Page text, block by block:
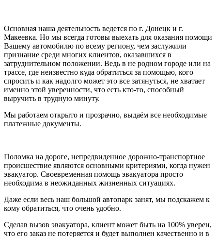
Основная наша деятельность ведется по г. Донецк и г.
Макеевка. Но мы всегда готовы выехать для оказания помощи
Вашему автомобилю по всему региону, чем заслужили
признание среди многих клиентов, оказавшихся в
затруднительном положении. Ведь в не родном городе или на
трассе, где неизвестно куда обратиться за помощью, кого
спросить и как надолго может это все затянуться, не хватает
именно этой уверенности, что есть кто-то, способный
выручить в трудную минуту.
Мы работаем открыто и прозрачно, выдаём все необходимые
платежные документы.
Поломка на дороге, непредвиденное дорожно-транспортное
происшествие являются основными критериями, когда нужен
эвакуатор. Своевременная помощь эвакуатора просто
необходима в неожиданных жизненных ситуациях.
Даже если весь наш большой автопарк занят, мы подскажем к
кому обратиться, что очень удобно.
Сделав вызов эвакуатора, клиент может быть на 100% уверен,
что его заказ не потеряется и будет выполнен качественно и в